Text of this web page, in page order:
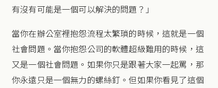
有沒有可能是一個可以解決的問題？」
當你在辦公室裡抱怨流程太繁瑣的時候，這就是一個
社會問題。當你抱怨公司的軟體超級難用的時候，這
又是一個社會問題。如果你只是跟著大家一起罵，那
你永遠只是一個無力的螺絲釘。但如果你看見了這個